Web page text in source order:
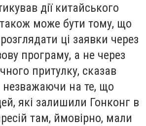
дії китайського
може бути тому, що
ці заявки через
програму, а не через
притулку, сказав
незважаючи на те, що
які залишили Гонконг в
там, ймовірно, мали